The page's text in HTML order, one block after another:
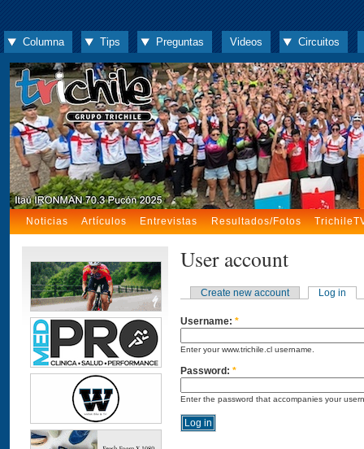
Columna Tips Preguntas Videos Circuitos
Noticias Artículos Entrevistas Resultados/Fotos
User account
Create new account Log in
Username: *
Enter your www.trichile.cl username.
Password: *
Enter the password that accompanies your